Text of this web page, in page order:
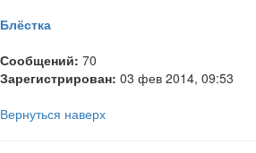
Блёстка
Сообщений: 70
Зарегистрирован: 03 фев 2014, 09:53
Вернуться наверх